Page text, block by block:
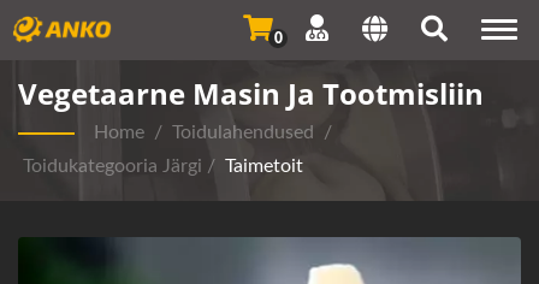
0
Vegetaarne Masin Ja Tootmisliin
Home / Toidulahendused
/
Toidukategooria Järgi / Taimetoit